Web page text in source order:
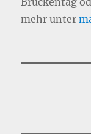
mehr unter